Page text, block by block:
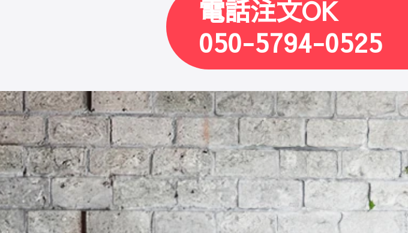
ード
無垢材とアイアンの
無垢材とアイアンのヴィンテー
箱/無垢材とアイアンのヴィン
ース/無垢材とアイアンのヴィ
ド/無垢材とアイアンのヴィン
電話注文OK
050-5794-0525